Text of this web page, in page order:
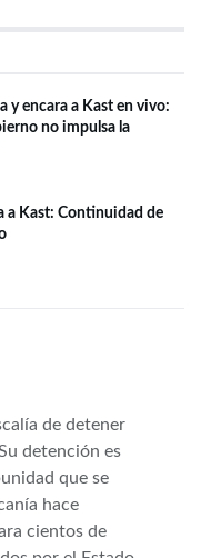
y encara a Kast en vivo:
no impulsa la
a Kast: Continuidad de
de detener
detención es
que se
hace
cientos de